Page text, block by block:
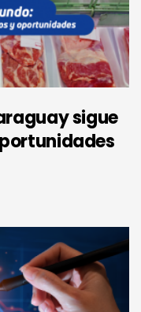
sigue